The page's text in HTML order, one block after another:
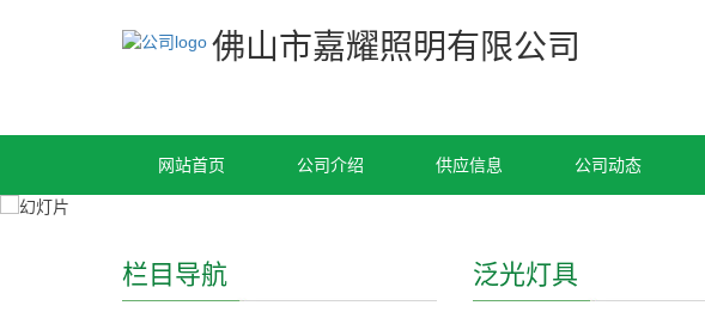
佛山市嘉耀照明有限公司
网站首页 公司介绍 供应信息 公司动态
泛光灯具
栏目导航